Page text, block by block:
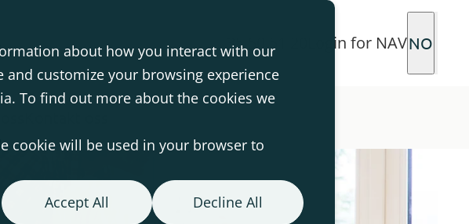
about how you interact with our
customize your browsing experience
To find out more about the cookies we
cookie will be used in your browser to
Accept All Decline All
35 50 51 20 Login for NAVNO